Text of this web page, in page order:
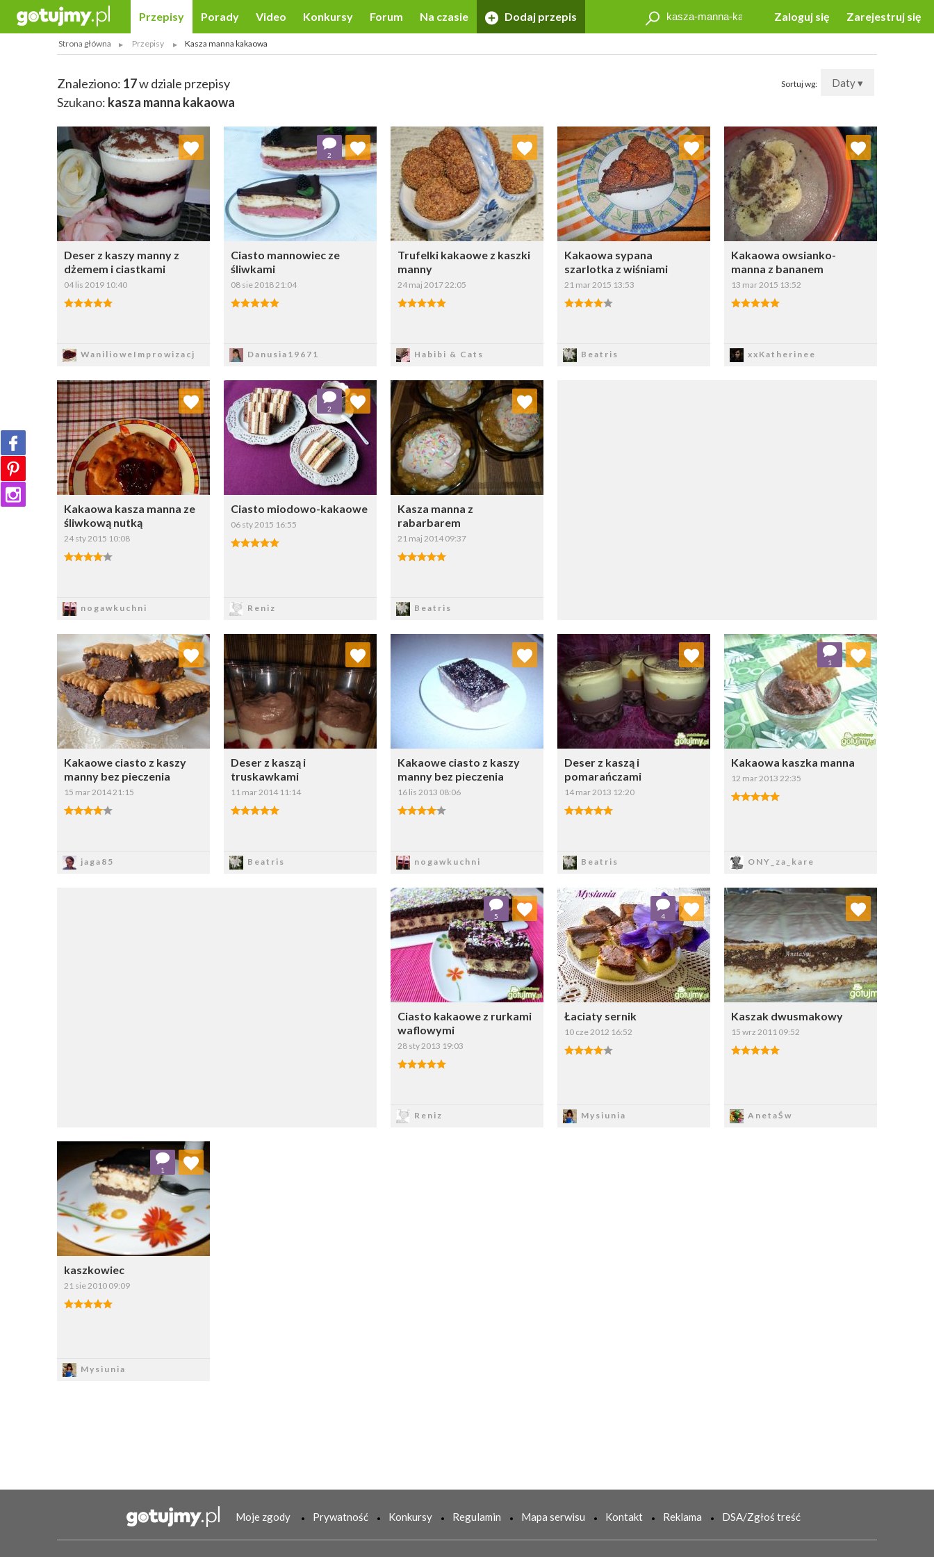
Zaloguj się Zarejestruj się
Przepisy Porady Video Konkursy Forum Na czasie Dodaj przepis
Strona główna Przepisy Kasza manna kakaowa
Sortuj wg: Daty ▾
Znaleziono: 17w dziale przepisy
Szukano: kasza manna kakaowa
Deser z kaszy manny z
dżemem i ciastkami
04 lis 2019 10:40
WanilioweImprowizacj
Dodaj do ulubionych
Wybierz listę:
Ciasto mannowiec ze
śliwkami
08 sie 2018 21:04
Danusia19671
2
Dodaj do ulubionych
Wybierz listę:
Trufelki kakaowe z kaszki
manny
24 maj 2017 22:05
Habibi & Cats
Dodaj do ulubionych
Wybierz listę:
Kakaowa sypana
szarlotka z wiśniami
21 mar 2015 13:53
Beatris
Dodaj do ulubionych
Wybierz listę:
Kakaowa owsianko-
manna z bananem
13 mar 2015 13:52
xxKatherinee
Dodaj do ulubionych
Wybierz listę:
Kakaowa kasza manna ze
śliwkową nutką
24 sty 2015 10:08
nogawkuchni
Dodaj do ulubionych
Wybierz listę:
Ciasto miodowo-kakaowe
06 sty 2015 16:55
Reniz
2
Dodaj do ulubionych
Wybierz listę:
Kasza manna z
rabarbarem
21 maj 2014 09:37
Beatris
Dodaj do ulubionych
Wybierz listę:
Kakaowe ciasto z kaszy
manny bez pieczenia
15 mar 2014 21:15
jaga85
Dodaj do ulubionych
Wybierz listę:
Deser z kaszą i
truskawkami
11 mar 2014 11:14
Beatris
Dodaj do ulubionych
Wybierz listę:
Kakaowe ciasto z kaszy
manny bez pieczenia
16 lis 2013 08:06
nogawkuchni
Dodaj do ulubionych
Wybierz listę:
Deser z kaszą i
pomarańczami
14 mar 2013 12:20
Beatris
Dodaj do ulubionych
Wybierz listę:
Kakaowa kaszka manna
12 mar 2013 22:35
ONY_za_kare
1
Dodaj do ulubionych
Wybierz listę:
Ciasto kakaowe z rurkami
waflowymi
28 sty 2013 19:03
Reniz
5
Dodaj do ulubionych
Wybierz listę:
Łaciaty sernik
10 cze 2012 16:52
Mysiunia
4
Dodaj do ulubionych
Wybierz listę:
Kaszak dwusmakowy
15 wrz 2011 09:52
AnetaŚw
Dodaj do ulubionych
Wybierz listę:
kaszkowiec
21 sie 2010 09:09
Mysiunia
1
Dodaj do ulubionych
Wybierz listę:
Moje zgody Prywatność Konkursy Regulamin Mapa serwisu Kontakt Reklama DSA/Zgłoś treść